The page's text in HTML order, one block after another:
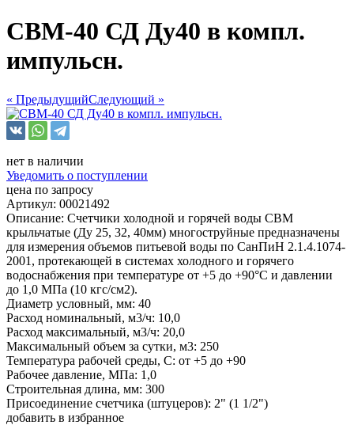
СВМ-40 СД Ду40 в компл.
импульсн.
« ПредыдущийСледующий »
нет в наличии
Уведомить о поступлении
цена по запросу
Артикул: 00021492
Описание: Счетчики холодной и горячей воды СВМ
крыльчатые (Ду 25, 32, 40мм) многоструйные предназначены
для измерения объемов питьевой воды по СанПиН 2.1.4.1074-
2001, протекающей в системах холодного и горячего
водоснабжения при температуре от +5 до +90°С и давлении
до 1,0 МПа (10 кгс/см2).
Диаметр условный, мм: 40
Расход номинальный, м3/ч: 10,0
Расход максимальный, м3/ч: 20,0
Максимальный объем за сутки, м3: 250
Температура рабочей среды, С: от +5 до +90
Рабочее давление, МПа: 1,0
Строительная длина, мм: 300
Присоединение счетчика (штуцеров): 2" (1 1/2")
добавить в избранное